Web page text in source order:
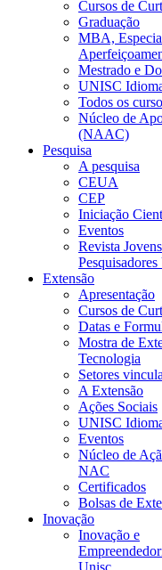
Cursos de
Graduação
MBA,
Mestrado e
UNISC
Todos os
Núcleo de
(NAAC)
Pesquisa
A pesquisa
CEUA
CEP
Iniciação
Eventos
Revista Jovens
Extensão
Apresentação
Cursos de
Datas e
Mostra de
Tecnologia
Setores
A Extensão
Ações Sociais
UNISC
Eventos
Núcleo de
NAC
Certificados
Bolsas de
Inovação
Inovação e
Unisc